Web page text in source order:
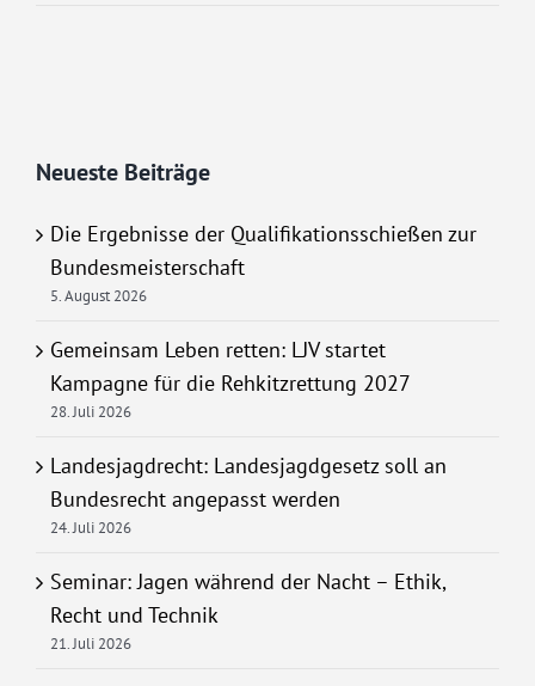
Neueste Beiträge
Die Ergebnisse der Qualifikationsschießen zur
Bundesmeisterschaft
5. August 2026
Gemeinsam Leben retten: LJV startet
Kampagne für die Rehkitzrettung 2027
28. Juli 2026
Landesjagdrecht: Landesjagdgesetz soll an
Bundesrecht angepasst werden
24. Juli 2026
Seminar: Jagen während der Nacht – Ethik,
Recht und Technik
21. Juli 2026